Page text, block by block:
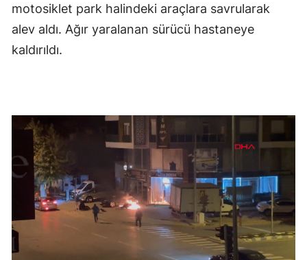
motosiklet park halindeki araçlara savrularak
alev aldı. Ağır yaralanan sürücü hastaneye
kaldırıldı.